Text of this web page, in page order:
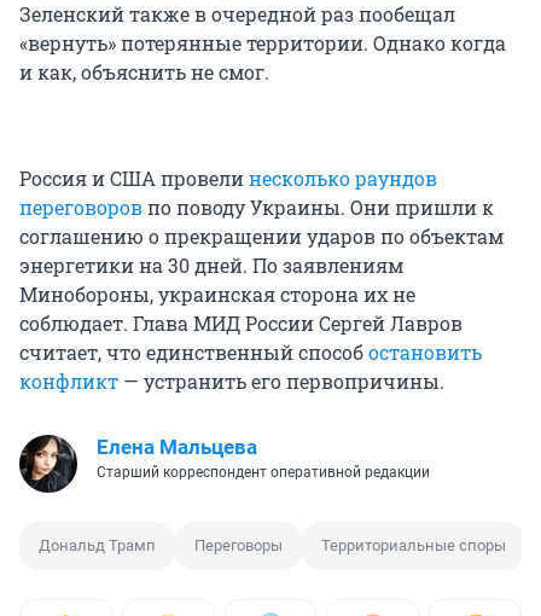
Зеленский также в очередной раз пообещал
«вернуть» потерянные территории. Однако когда
и как, объяснить не смог.
Россия и США провелинесколько раундов
переговоровпо поводу Украины. Они пришли к
соглашению о прекращении ударов по объектам
энергетики на 30 дней. По заявлениям
Минобороны, украинская сторона их не
соблюдает. Глава МИД России Сергей Лавров
считает, что единственный способостановить
конфликт — устранить его первопричины.
Елена Мальцева
Старший корреспондент оперативной редакции
Дональд Трамп Переговоры Территориальные споры